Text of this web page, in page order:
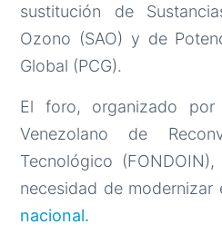
sustitución de
Ozono (SAO) y de
Global (PCG).
El foro, organizado por
Venezolano de
Tecnológico
necesidad de modernizar
nacional.